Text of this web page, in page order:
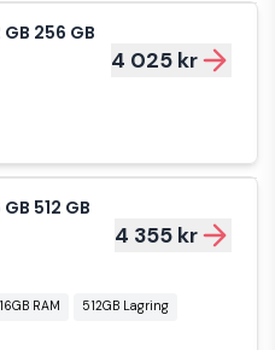
256 GB
4 025 kr
512 GB
4 355 kr
16GB RAM 512GB Lagring